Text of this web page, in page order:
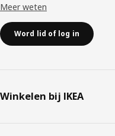
Meer weten
Word lid of log in
Winkelen bij IKEA